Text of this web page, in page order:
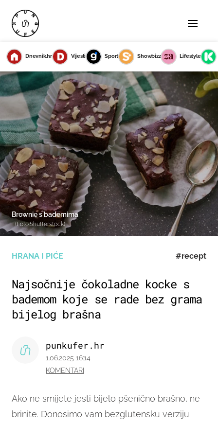
Dnevnik.hr Vijesti Sport Showbizz Lifestyle
HRANA I PIĆE #recept
Najsočnije čokoladne kocke s
bademom koje se rade bez grama
bijelog brašna
Ako ne smijete jesti bijelo pšenično brašno, ne
brinite. Donosimo vam bezglutensku verziju
punkufer.hr
1.06.2025 16:14
KOMENTARI
Brownie s bademima
(Foto:Shutterstock)